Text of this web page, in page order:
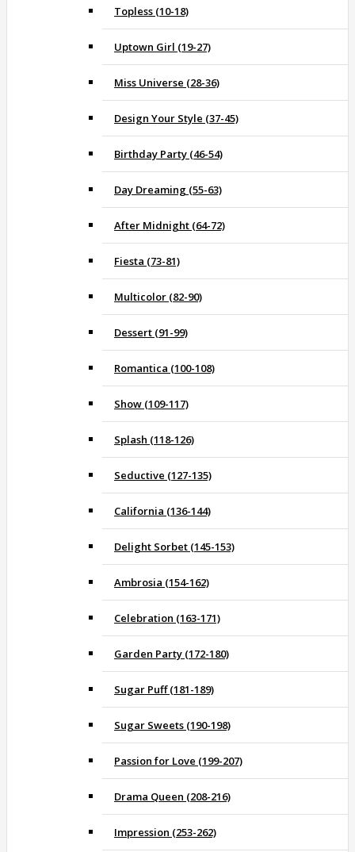
Topless (10-18)
Uptown Girl (19-27)
Miss Universe (28-36)
Design Your Style (37-45)
Birthday Party (46-54)
Day Dreaming (55-63)
After Midnight (64-72)
Fiesta (73-81)
Multicolor (82-90)
Dessert (91-99)
Romantica (100-108)
Show (109-117)
Splash (118-126)
Seductive (127-135)
California (136-144)
Delight Sorbet (145-153)
Ambrosia (154-162)
Celebration (163-171)
Garden Party (172-180)
Sugar Puff (181-189)
Sugar Sweets (190-198)
Passion for Love (199-207)
Drama Queen (208-216)
Impression (253-262)